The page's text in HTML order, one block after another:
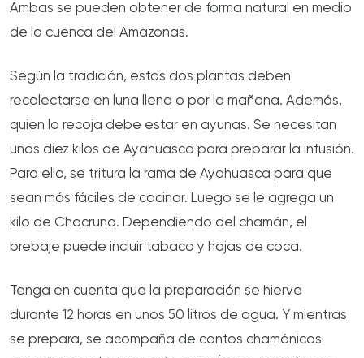
Ambas se pueden obtener de forma natural en medio
de la cuenca del Amazonas.
Según la tradición, estas dos plantas deben
recolectarse en luna llena o por la mañana. Además,
quien lo recoja debe estar en ayunas. Se necesitan
unos diez kilos de Ayahuasca para preparar la infusión.
Para ello, se tritura la rama de Ayahuasca para que
sean más fáciles de cocinar. Luego se le agrega un
kilo de Chacruna. Dependiendo del chamán, el
brebaje puede incluir tabaco y hojas de coca.
Tenga en cuenta que la preparación se hierve
durante 12 horas en unos 50 litros de agua. Y mientras
se prepara, se acompaña de cantos chamánicos